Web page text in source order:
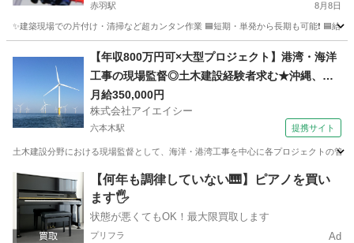
赤羽駅 8月8日
✨建築現場での片付け・清掃など超カンタン作業 🟦短期・単発から長期も可能❗ 🟦給
赤羽駅 建築 建築現場
【年収800万円可×大型プロジェクト】港湾・海洋
工事の現場監督◎土木建設経験者求む★沖縄、東
京、横浜、福島、秋田で活躍のチャンス
月給350,000円
株式会社アイエイシー
六本木駅 提携サイト
土木建設分野における現場監督として、海洋・港湾工事を中心に各プロジェクトの
東京 六本木駅 その他
【何年も調律していない🎹】ピアノを買い
ます🖐️
状態が悪くてもOK！最大限買取します
プリフラ Ad